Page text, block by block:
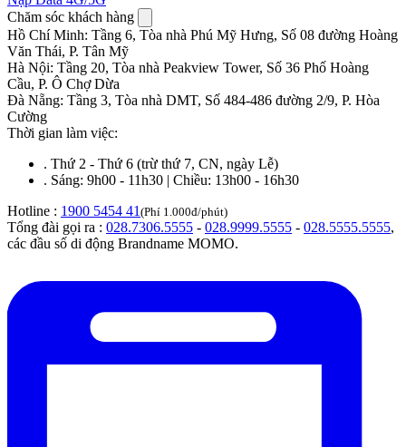
Chăm sóc khách hàng
Hồ Chí Minh: Tầng 6, Tòa nhà Phú Mỹ Hưng, Số 08 đường Hoàng
Văn Thái, P. Tân Mỹ
Hà Nội: Tầng 20, Tòa nhà Peakview Tower, Số 36 Phố Hoàng
Cầu, P. Ô Chợ Dừa
Đà Nẵng: Tầng 3, Tòa nhà DMT, Số 484-486 đường 2/9, P. Hòa
Cường
Thời gian làm việc:
. Thứ 2 - Thứ 6 (trừ thứ 7, CN, ngày Lễ)
. Sáng: 9h00 - 11h30 | Chiều: 13h00 - 16h30
Hotline : 1900 5454 41 (Phí 1.000đ/phút)
Tổng đài gọi ra : 028.7306.5555 - 028.9999.5555 - 028.5555.5555,
các đầu số di động Brandname MOMO.